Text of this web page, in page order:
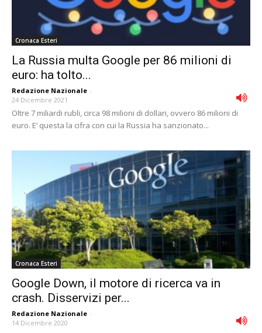
Cronaca Esteri
La Russia multa Google per 86 milioni di
euro: ha tolto...
Redazione Nazionale -
24 Dicembre 2021
Oltre 7 miliardi rubli, circa 98 milioni di dollari, ovvero 86 milioni di
euro. E’ questa la cifra con cui la Russia ha sanzionato...
Cronaca Esteri
Google Down, il motore di ricerca va in
crash. Disservizi per...
Redazione Nazionale -
14 Dicembre 2020